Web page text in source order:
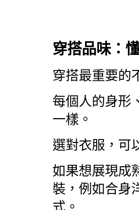
穿搭品味：
穿搭最重要的
每個人的身形
一樣。
選對衣服，可
如果想展現成
裝，例如合身
式。